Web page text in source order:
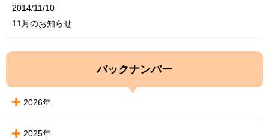
2014/11/10
11月のお知らせ
バックナンバー
2026年
2025年